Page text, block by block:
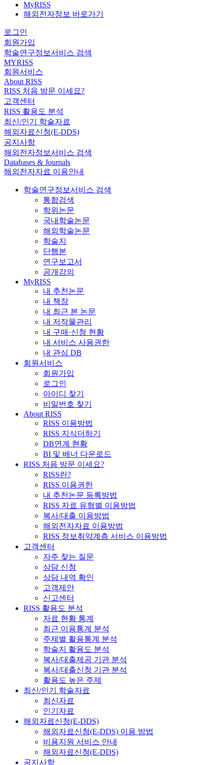
MyRISS
해외전자정보 바로가기
로그인
회원가입
학술연구정보서비스 검색
MYRISS
회원서비스
About RISS
RISS 처음 방문 이세요?
고객센터
RISS 활용도 분석
최신/인기 학술자료
해외자료신청(E-DDS)
공지사항
해외전자정보서비스 검색
Databases & Journals
해외전자자료 이용안내
학술연구정보서비스 검색
통합검색
학위논문
국내학술논문
해외학술논문
학술지
단행본
연구보고서
공개강의
MyRISS
내 추천논문
내 책장
내 최근 본 논문
내 저작물관리
내 구매·신청 현황
내 서비스 사용권한
내 관심 DB
회원서비스
회원가입
로그인
아이디 찾기
비밀번호 찾기
About RISS
RISS 이용방법
RISS 지식더하기
DB연계 현황
BI 및 배너 다운로드
RISS 처음 방문 이세요?
RISS란?
RISS 이용권한
내 추천논문 등록방법
RISS 자료 유형별 이용방법
복사/대출 이용방법
해외전자자료 이용방법
RISS 정보취약계층 서비스 이용방법
고객센터
자주 찾는 질문
상담 신청
상담 내역 확인
고객제안
신고센터
RISS 활용도 분석
자료 현황 통계
최근 이용통계 분석
주제별 활용통계 분석
학술지 활용도 분석
복사/대출제공 기관 분석
복사/대출신청 기관 분석
활용도 높은 주제
최신/인기 학술자료
최신자료
인기자료
해외자료신청(E-DDS)
해외자료신청(E-DDS) 이용 방법
비용지원 서비스 안내
해외자료신청(E-DDS)
공지사항